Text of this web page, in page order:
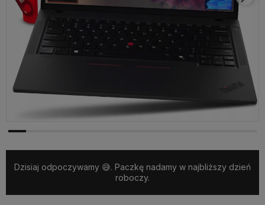
Dzisiaj odpoczywamy 😅. Paczkę nadamy w najbliższy dzień
roboczy.